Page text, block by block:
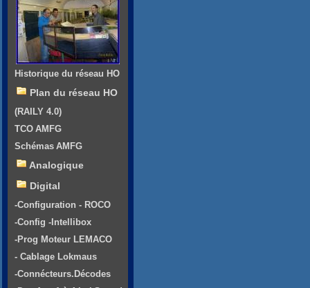
Historique du réseau HO
Plan du réseau HO
(RAILY 4.0)
TCO AMFG
Schémas AMFG
Analogique
Digital
-Configuration - ROCO
-Config -Intellibox
-Prog Moteur LEMACO
- Cablage Lokmaus
-Connécteurs.Décodes